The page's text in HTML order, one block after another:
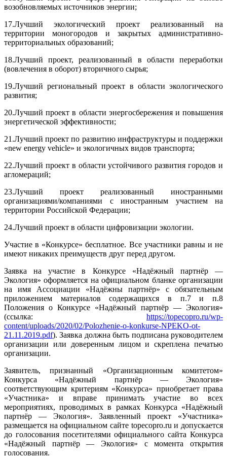
возобновляемых источников энергии;
17.Лучший экологический проект реализованный на
территории моногородов и закрытых административно-
территориальных образований;
18.Лучший проект, реализованный в области переработки
(вовлечения в оборот) вторичного сырья;
19.Лучший региональный проект в области экологического
развития;
20.Лучший проект в области энергосбережения и повышения
энергетической эффективности;
21.Лучший проект по развитию инфраструктуры и поддержки
«new energy vehicle» и экологичных видов транспорта;
22.Лучший проект в области устойчивого развития городов и
агломераций;
23.Лучший проект реализованный иностранными
организациями/компаниями с иностранным участием на
территории Российской Федерации;
24.Лучший проект в области цифровизации экологии.
Участие в «Конкурсе» бесплатное. Все участники равны и не
имеют никаких преимуществ друг перед другом.
Заявка на участие в Конкурсе «Надёжный партнёр —
Экология» оформляется на официальном бланке организации
на имя Ассоциации «Надёжны партнёр» с обязательным
приложением материалов содержащихся в п.7 и п.8
Положения о Конкурсе «Надёжный партнёр — Экология»
(ссылка: https://topecopro.ru/wp-
content/uploads/2020/02/Polozhenie-o-konkurse-NPEKO-ot-
21.11.2019.pdf). Заявка должна быть подписана руководителем
организации или доверенным лицом и скреплена печатью
организации.
Заявитель, признанный «Организационным комитетом»
Конкурса «Надёжный партнёр — Экология»
соответствующим критериям «Конкурса» приобретает права
«Участника» и вправе принимать участие во всех
мероприятиях, проводимых в рамках Конкурса «Надёжный
партнёр — Экология». Заявленный проект «Участника»
размещается на официальном сайте topecopro.ru и допускается
до голосования посетителями официального сайта Конкурса
«Надёжный партнёр — Экология» c момента открытия
голосования.